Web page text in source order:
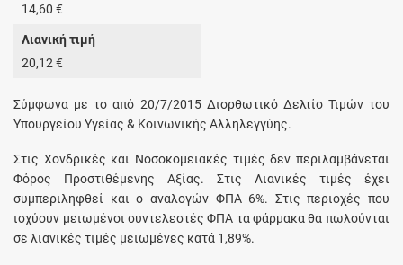
14,60 €
Λιανική τιμή
20,12 €
Σύμφωνα με το από 20/7/2015 Διορθωτικό Δελτίο Τιμών του
Υπουργείου Υγείας & Κοινωνικής Αλληλεγγύης.
Στις Χονδρικές και Νοσοκομειακές τιμές δεν περιλαμβάνεται
Φόρος Προστιθέμενης Αξίας. Στις Λιανικές τιμές έχει
συμπεριληφθεί και ο αναλογών ΦΠΑ 6%. Στις περιοχές που
ισχύουν μειωμένοι συντελεστές ΦΠΑ τα φάρμακα θα πωλούνται
σε λιανικές τιμές μειωμένες κατά 1,89%.